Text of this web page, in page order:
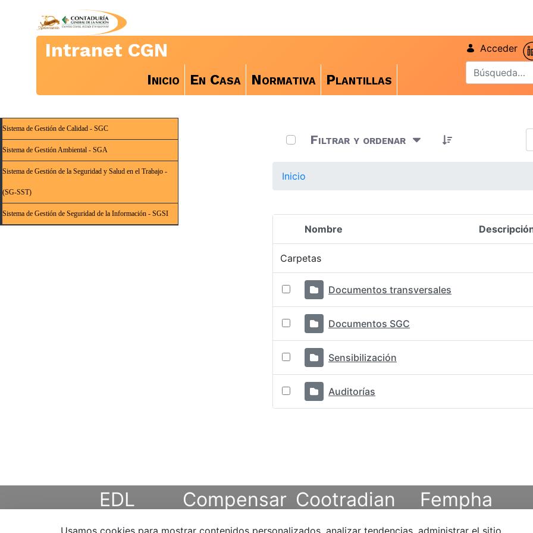
Intranet CGN
Inicio En Casa Normativa Plantillas
Acceder
Sistema de Gestión de Calidad - SGC
Sistema de Gestión Ambiental - SGA
Sistema de Gestión de la Seguridad y Salud en el Trabajo -
(SG-SST)
Sistema de Gestión de Seguridad de la Información - SGSI
Filtrar y ordenar
Inicio
Selección del elemento
Nombre
Carpetas
Documentos transversales
Documentos SGC
Sensibilización
Auditorías
EDL Compensar Cootradian Fempha
Usamos cookies para mostrar contenidos personalizados, analizar tendencias, administrar el sitio,